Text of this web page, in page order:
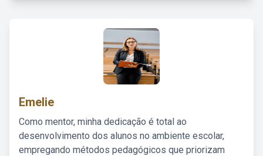
Emelie
Como mentor, minha dedicação é total ao
desenvolvimento dos alunos no ambiente escolar,
empregando métodos pedagógicos que priorizam